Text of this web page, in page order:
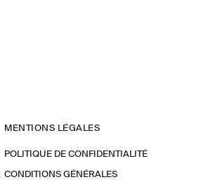
MENTIONS LÉGALES
POLITIQUE DE CONFIDENTIALITÉ
CONDITIONS GÉNÉRALES